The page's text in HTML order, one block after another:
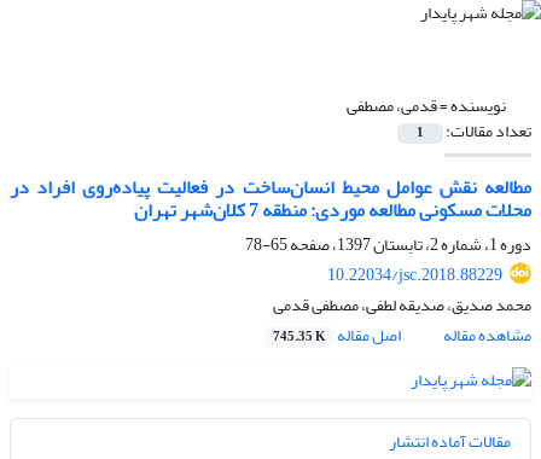
نویسنده =قدمی، مصطفی
تعداد مقالات: 1
مطالعه نقش عوامل محیط انسان‌ساخت در فعالیت پیاده‌روی افراد در
محلات مسکونی مطالعه موردی: منطقه 7 کلان‌شهر تهران
دوره 1، شماره 2، تابستان 1397، صفحه
65-78
10.22034/jsc.2018.88229
محمد صدیق، صدیقه لطفی، مصطفی قدمی
مشاهده مقاله
اصل مقاله 745.35 K
مقالات آماده انتشار